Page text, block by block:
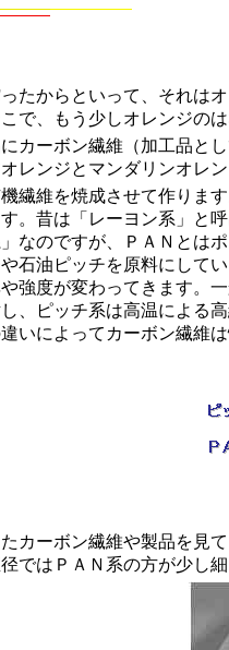
たからといって、それは
で、もう少しオレンジのは
カーボン繊維（加工品と
レンジとマンダリンオレ
繊維を焼成させて作りま
。昔は「レーヨン系」と
なのですが、ＰＡＮとは
石油ピッチを原料にして
強度が変わってきます。
、ピッチ系は高温による
いによってカーボン繊維
カーボン繊維や製品を見
ではＰＡＮ系の方が少し